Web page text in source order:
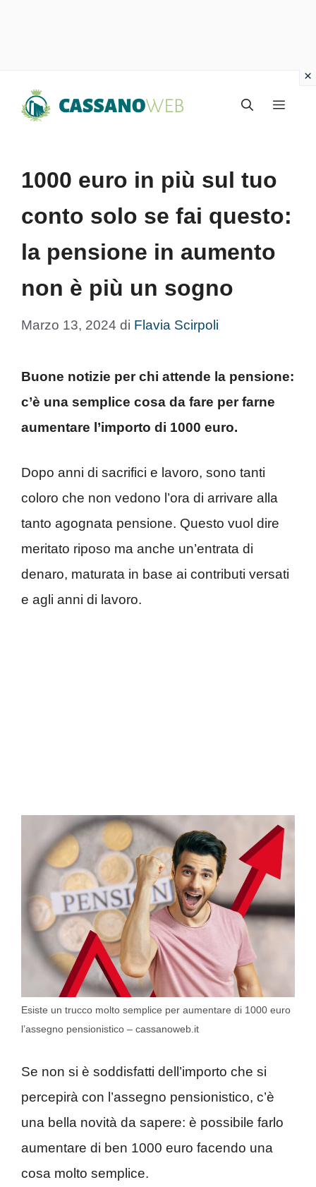
Menu
1000 euro in più sul tuo
conto solo se fai questo:
la pensione in aumento
non è più un sogno
Marzo 13, 2024 di Flavia Scirpoli
Buone notizie per chi attende la pensione:
c’è una semplice cosa da fare per farne
aumentare l’importo di 1000 euro.
Dopo anni di sacrifici e lavoro, sono tanti
coloro che non vedono l’ora di arrivare alla
tanto agognata pensione. Questo vuol dire
meritato riposo ma anche un’entrata di
denaro, maturata in base ai contributi versati
e agli anni di lavoro.
Esiste un trucco molto semplice per aumentare di 1000 euro
l’assegno pensionistico – cassanoweb.it
Se non si è soddisfatti dell’importo che si
percepirà con l’assegno pensionistico, c’è
una bella novità da sapere: è possibile farlo
aumentare di ben 1000 euro facendo una
cosa molto semplice.